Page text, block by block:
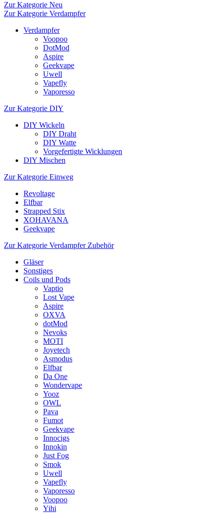
Zur Kategorie Neu
Zur Kategorie Verdampfer
Verdampfer
Voopoo
DotMod
Aspire
Geekvape
Uwell
Vapefly
Vaporesso
Zur Kategorie DIY
DIY Wickeln
DIY Draht
DIY Watte
Vorgefertigte Wicklungen
DIY Mischen
Zur Kategorie Einweg
Revoltage
Elfbar
Strapped Stix
XOHAVANA
Geekvape
Zur Kategorie Verdampfer Zubehör
Gläser
Sonstiges
Coils und Pods
Vaptio
Lost Vape
Aspire
OXVA
dotMod
Nevoks
MOTI
Joyetech
Asmodus
Elfbar
Da One
Wondervape
Yooz
OWL
Pava
Fumot
Geekvape
Innocigs
Innokin
Just Fog
Smok
Uwell
Vapefly
Vaporesso
Voopoo
Yihi